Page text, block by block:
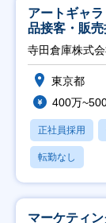
アートギャ
品接客・販
寺田倉庫株式
東京都
400万
正社員採用
転勤なし
マーケティ